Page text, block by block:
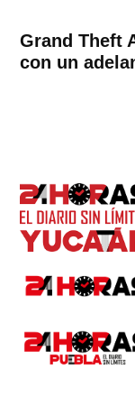
Grand Theft
con un